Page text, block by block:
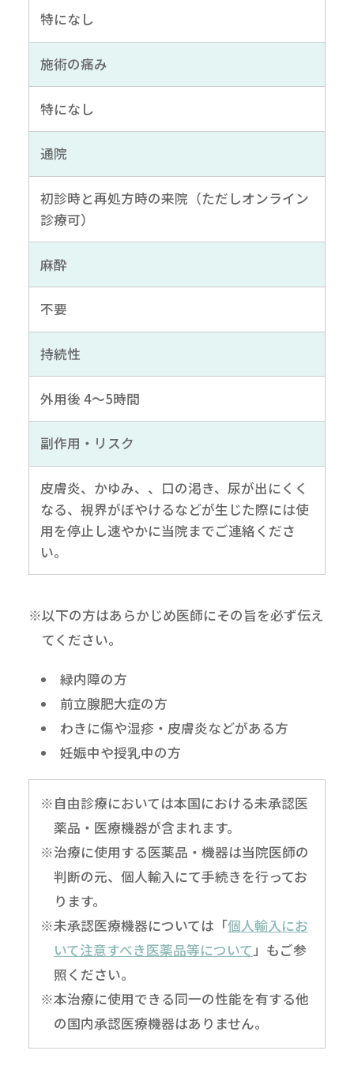
特になし
施術の痛み
特になし
通院
初診時と再処方時の来院（ただしオンライン
診療可）
麻酔
不要
持続性
外用後 4～5時間
副作用・リスク
皮膚炎、かゆみ、、口の渇き、尿が出にくく
なる、視界がぼやけるなどが生じた際には使
用を停止し速やかに当院までご連絡くださ
い。
※以下の方はあらかじめ医師にその旨を必ず伝え
てください。
緑内障の方
前立腺肥大症の方
わきに傷や湿疹・皮膚炎などがある方
妊娠中や授乳中の方
※自由診療においては本国における未承認医
薬品・医療機器が含まれます。
※治療に使用する医薬品・機器は当院医師の
判断の元、個人輸入にて手続きを行ってお
ります。
※未承認医療機器については「個人輸入にお
いて注意すべき医薬品等について」もご参
照ください。
※本治療に使用できる同一の性能を有する他
の国内承認医療機器はありません。